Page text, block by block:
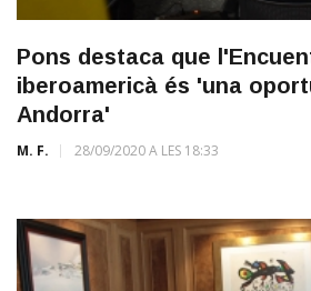
Pons destaca que
iberoamericà és 'una
Andorra'
M. F. 28/09/2020 A LES 18:33